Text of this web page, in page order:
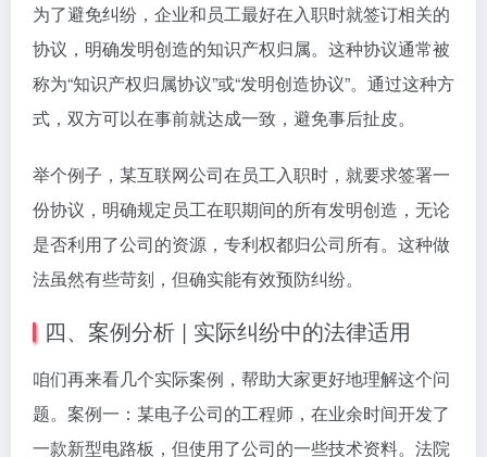
为了避免纠纷，企业和员工最好在入职时就签订相关的
协议，明确发明创造的知识产权归属。这种协议通常被
称为“知识产权归属协议”或“发明创造协议”。通过这种方
式，双方可以在事前就达成一致，避免事后扯皮。
举个例子，某互联网公司在员工入职时，就要求签署一
份协议，明确规定员工在职期间的所有发明创造，无论
是否利用了公司的资源，专利权都归公司所有。这种做
法虽然有些苛刻，但确实能有效预防纠纷。
四、案例分析 | 实际纠纷中的法律适用
咱们再来看几个实际案例，帮助大家更好地理解这个问
题。案例一：某电子公司的工程师，在业余时间开发了
一款新型电路板，但使用了公司的一些技术资料。法院